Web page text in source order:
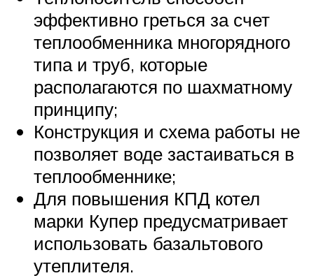
эффективно греться за счет
теплообменника многорядного
типа и труб, которые
располагаются по шахматному
принципу;
Конструкция и схема работы не
позволяет воде застаиваться в
теплообменнике;
Для повышения КПД котел
марки Купер предусматривает
использовать базальтового
утеплителя.